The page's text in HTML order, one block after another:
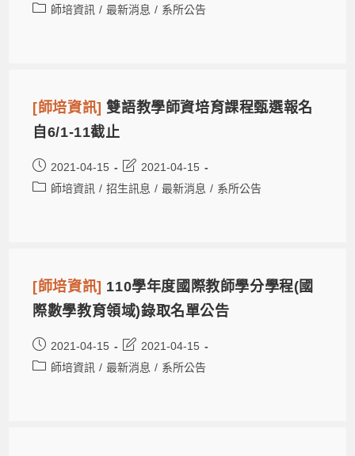
師培資訊 / 最新消息 / 系所公告
[師培資訊]雙語教學師資培育課程甄選報名
自6/1-11截止
2021-04-15
2021-04-15
師培資訊 / 招生訊息 / 最新消息 / 系所公告
[師培資訊] 110學年度國際教師學分學程(國
際數學教育領域)錄取名單公告
2021-04-15
2021-04-15
師培資訊 / 最新消息 / 系所公告